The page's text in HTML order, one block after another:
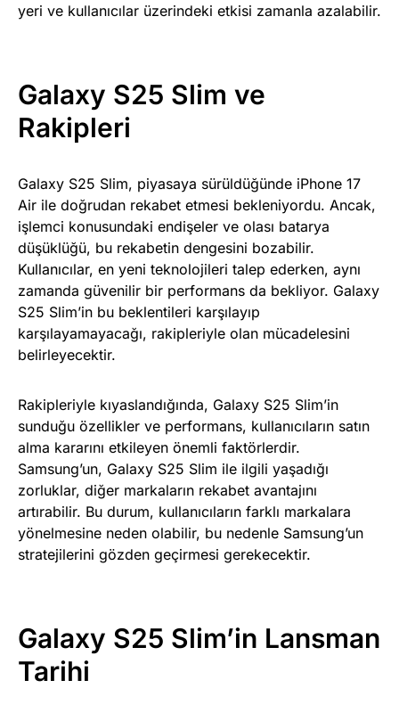
yeri ve kullanıcılar üzerindeki etkisi zamanla azalabilir.
Galaxy S25 Slim ve
Rakipleri
Galaxy S25 Slim, piyasaya sürüldüğünde iPhone 17
Air ile doğrudan rekabet etmesi bekleniyordu. Ancak,
işlemci konusundaki endişeler ve olası batarya
düşüklüğü, bu rekabetin dengesini bozabilir.
Kullanıcılar, en yeni teknolojileri talep ederken, aynı
zamanda güvenilir bir performans da bekliyor. Galaxy
S25 Slim’in bu beklentileri karşılayıp
karşılayamayacağı, rakipleriyle olan mücadelesini
belirleyecektir.
Rakipleriyle kıyaslandığında, Galaxy S25 Slim’in
sunduğu özellikler ve performans, kullanıcıların satın
alma kararını etkileyen önemli faktörlerdir.
Samsung’un, Galaxy S25 Slim ile ilgili yaşadığı
zorluklar, diğer markaların rekabet avantajını
artırabilir. Bu durum, kullanıcıların farklı markalara
yönelmesine neden olabilir, bu nedenle Samsung’un
stratejilerini gözden geçirmesi gerekecektir.
Galaxy S25 Slim’in Lansman
Tarihi